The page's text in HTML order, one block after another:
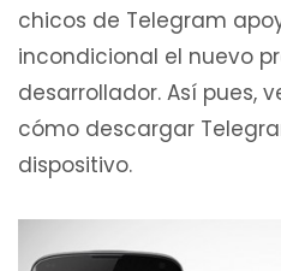
chicos de Telegram
incondicional el nuevo
desarrollador. Así pues,
cómo descargar
dispositivo.